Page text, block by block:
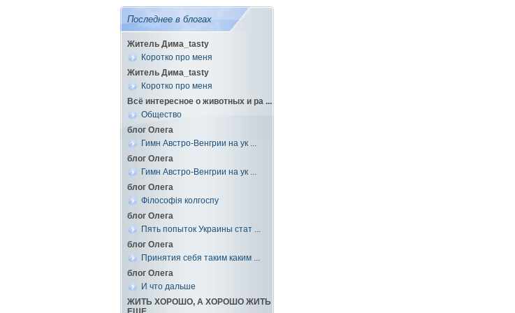
Последнее в блогах
Житель Дима_tasty
Коротко про меня
Житель Дима_tasty
Коротко про меня
Всё интересное о животных и ра ...
Общество
блог Олега
Гимн Австро-Венгрии на ук ...
блог Олега
Гимн Австро-Венгрии на ук ...
блог Олега
Філософія колгоспу
блог Олега
Пять попыток Украины стат ...
блог Олега
Принятия себя таким каким ...
блог Олега
И что дальше
ЖИТЬ ХОРОШО, А ХОРОШО ЖИТЬ